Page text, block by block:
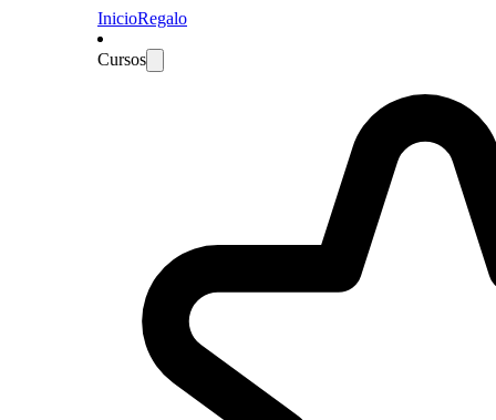
InicioRegalo
Cursos